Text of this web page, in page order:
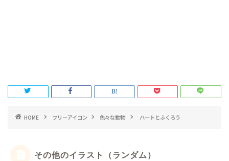
HOME フリーアイコン 色々な動物 ハートとふくろう
その他のイラスト（ランダム）